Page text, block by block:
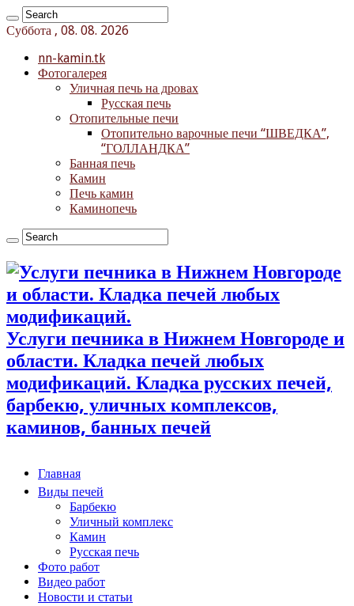
Суббота , 08. 08. 2026
nn-kamin.tk
Фотогалерея
Уличная печь на дровах
Русская печь
Отопительные печи
Отопительно варочные печи “ШВЕДКА”,
“ГОЛЛАНДКА”
Банная печь
Камин
Печь камин
Каминопечь
Услуги печника в Нижнем Новгороде и
области. Кладка печей любых
модификаций. Кладка русских печей,
барбекю, уличных комплексов,
каминов, банных печей
Главная
Виды печей
Барбекю
Уличный комплекс
Камин
Русская печь
Фото работ
Видео работ
Новости и статьи